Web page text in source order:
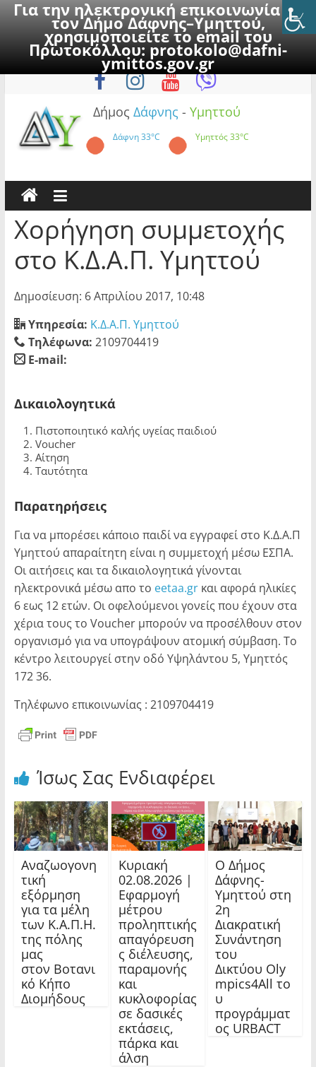
Για την ηλεκτρονική επικοινωνία με
τον Δήμο Δάφνης–Υμηττού,
χρησιμοποιείτε το email του
Πρωτοκόλλου:protokolo@dafni-
ymittos.gov.gr
to
Κυριακή, 9 Αυγούστου 2026
Δήμος Δάφνης - Υμηττού
Δάφνη33°C Υμηττός33°C
Χορήγηση συμμετοχής
στο Κ.Δ.Α.Π. Υμηττού
Δημοσίευση: 6 Απριλίου 2017, 10:48
Υπηρεσία: Κ.Δ.Α.Π. Υμηττού
Τηλέφωνα: 2109704419
E-mail:
Δικαιολογητικά
Πιστοποιητικό καλής υγείας παιδιού
Voucher
Αίτηση
Ταυτότητα
Παρατηρήσεις
Για να μπορέσει κάποιο παιδί να εγγραφεί στο Κ.Δ.Α.Π
Υμηττού απαραίτητη είναι η συμμετοχή μέσω ΕΣΠΑ.
Οι αιτήσεις και τα δικαιολογητικά γίνονται
ηλεκτρονικά μέσω απο το eetaa.grκαι αφορά ηλικίες
6 εως 12 ετών. Οι οφελούμενοι γονείς που έχουν στα
χέρια τους το Voucher μπορούν να προσέλθουν στον
οργανισμό για να υπογράψουν ατομική σύμβαση. Το
κέντρο λειτουργεί στην οδό Υψηλάντου 5, Υμηττός
172 36.
Τηλέφωνο επικοινωνίας : 2109704419
Ίσως Σας Ενδιαφέρει
Αναζωογονη
τική
εξόρμηση
για τα μέλη
των Κ.Α.Π.Η.
της πόλης
μας
στον Βοτανι
κό Κήπο
Διομήδους
Κυριακή
02.08.2026 |
Εφαρμογή
μέτρου
προληπτικής
απαγόρευση
ς διέλευσης,
παραμονής
και
κυκλοφορίας
σε δασικές
εκτάσεις,
πάρκα και
άλση
Ο Δήμος
Δάφνης-
Υμηττού στη
2η
Διακρατική
Συνάντηση
του
Δικτύου Oly
mpics4All το
υ
προγράμματ
ος URBACT